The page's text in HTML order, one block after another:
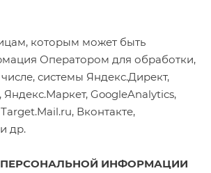
которым может быть
Оператором для обработки,
системы Яндекс.Директ,
GoogleAnalytics,
Вконтакте,
др.
ПЕРСОНАЛЬНОЙ ИНФОРМАЦИИ